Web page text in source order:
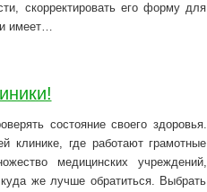
скорректировать его форму для
имеет…
состояние своего здоровья.
клинике, где работают грамотные
медицинских учреждений,
же лучше обратиться. Выбрать